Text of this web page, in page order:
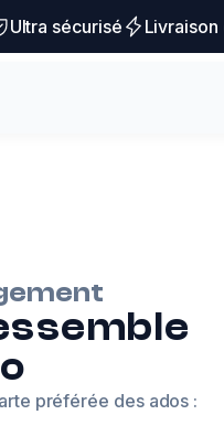
Ultra sécurisé
préférée des ados :